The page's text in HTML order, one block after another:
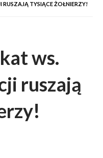
RUSZAJĄ TYSIĄCE ŻOŁNIERZY!
ws.
ruszają